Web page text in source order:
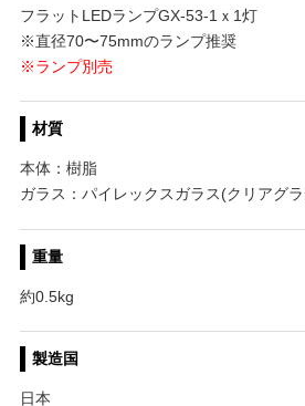
フラットLEDランプGX-53-1ｘ1灯
※直径70〜75mmのランプ推奨
※ランプ別売
材質
本体：樹脂
ガラス：パイレックスガラス(クリアグ
重量
約0.5kg
製造国
日本